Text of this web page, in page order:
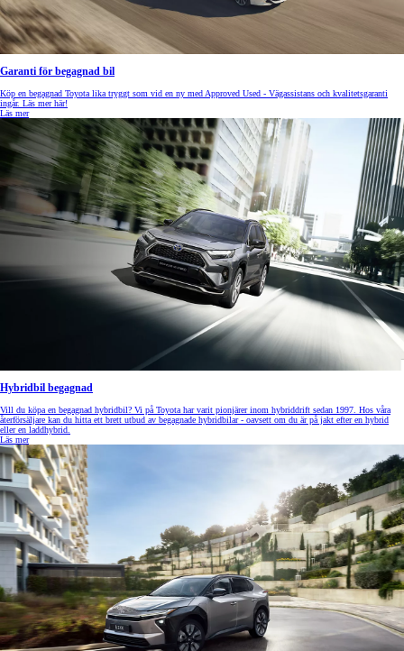
Garanti för begagnad bil
Köp en begagnad Toyota lika tryggt som vid en ny med Approved Used - Vägassistans och kvalitetsgaranti
ingår. Läs mer här!
Läs mer
Hybridbil begagnad
Vill du köpa en begagnad hybridbil? Vi på Toyota har varit pionjärer inom hybriddrift sedan 1997. Hos våra
återförsäljare kan du hitta ett brett utbud av begagnade hybridbilar - oavsett om du är på jakt efter en hybrid
eller en laddhybrid.
Läs mer